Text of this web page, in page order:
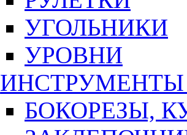
УГОЛЬНИКИ
УРОВНИ
БОКОРЕЗЫ,